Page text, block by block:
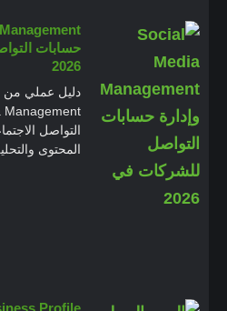
حسابات التواصل
2026
المحتوى والتحليل